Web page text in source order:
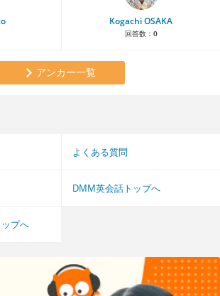
Kogachi OSAKA
回答数： 0
アンカー一覧
よくある質問
DMM英会話トップへ
プへ